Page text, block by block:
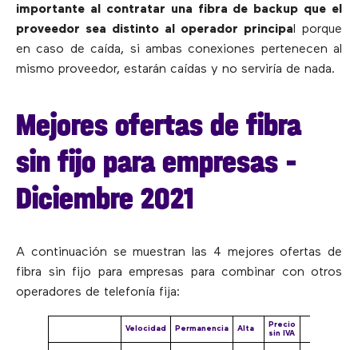
importante al contratar una fibra de backup que el
proveedor sea distinto al operador principa l porque
en caso de caída, si ambas conexiones pertenecen al
mismo proveedor, estarán caídas y no serviría de nada.
Mejores ofertas de fibra
sin fijo para empresas –
Diciembre 2021
A continuación se muestran las 4 mejores ofertas de
fibra sin fijo para empresas para combinar con otros
operadores de telefonía fija:
Velocidad Permanencia Alta
Precio
sin IVA